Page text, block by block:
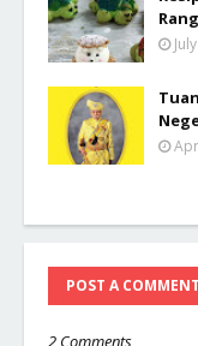
POST A COMMENT
2 Comments